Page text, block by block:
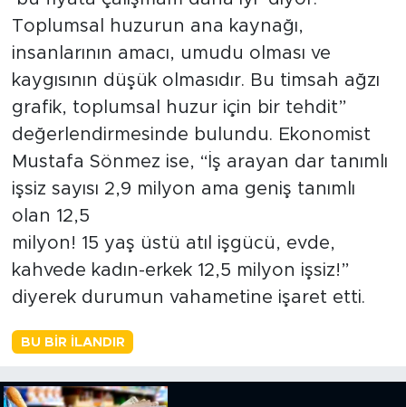
Toplumsal huzurun ana kaynağı,
insanlarının amacı, umudu olması ve
kaygısının düşük olmasıdır. Bu timsah ağzı
grafik, toplumsal huzur için bir tehdit”
değerlendirmesinde bulundu. Ekonomist
Mustafa Sönmez ise, “İş arayan dar tanımlı
işsiz sayısı 2,9 milyon ama geniş tanımlı
olan 12,5
milyon! 15 yaş üstü atıl işgücü, evde,
kahvede kadın-erkek 12,5 milyon işsiz!”
diyerek durumun vahametine işaret etti.
BU BIR İLANDIR